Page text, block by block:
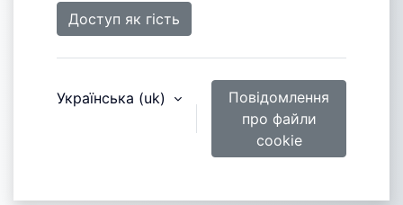
Доступ як гість
Українська ‎(uk)‎
Повідомлення
про файли
cookie